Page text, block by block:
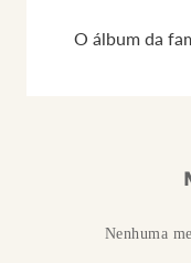
O álbum da
Nenhuma